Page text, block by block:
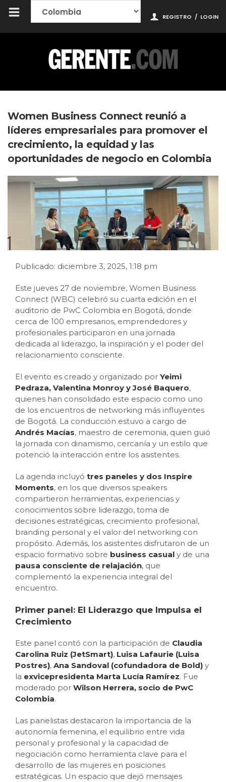
REGISTRO / LOGIN
Women Business Connect reunió a
líderes empresariales para promover el
crecimiento, la equidad y las
oportunidades de negocio en Colombia
Publicado: diciembre 3, 2025, 1:18 pm
Este jueves 27 de noviembre, Women Business
Connect (WBC) celebró su cuarta edición en el
auditorio de PwC Colombia en Bogotá, donde
cerca de 100 empresarios, emprendedores y
profesionales participaron en una jornada
dedicada al liderazgo, la inspiración y el poder del
relacionamiento consciente.
El evento es creado y organizado por Yeimi
Pedraza, Valentina Monroy y José Baquero,
quienes han consolidado este espacio como uno
de los encuentros de networking más influyentes
de Bogotá. La conducción estuvo a cargo de
Andrés Macías, maestro de ceremonia, quien guió
la jornada con dinamismo, cercanía y un estilo que
potenció la interacción entre los asistentes.
La agenda incluyó tres paneles y dos Inspire
Moments, en los que diversos speakers
compartieron herramientas, experiencias y
conocimientos sobre liderazgo, toma de
decisiones estratégicas, crecimiento profesional,
branding personal y el valor del networking con
propósito. Además, los asistentes disfrutaron de un
espacio formativo sobre business casual y de una
pausa consciente de relajación, que
complementó la experiencia integral del
encuentro.
Primer panel: El Liderazgo que Impulsa el
Crecimiento
Este panel contó con la participación de Claudia
Carolina Ruiz (JetSmart), Luisa Lafaurie (Luisa
Postres), Ana Sandoval (cofundadora de Bold) y
la exvicepresidenta Marta Lucía Ramírez. Fue
moderado por Wilson Herrera, socio de PwC
Colombia.
Las panelistas destacaron la importancia de la
autonomía femenina, el equilibrio entre vida
personal y profesional y la capacidad de
negociación como herramienta clave para el
desarrollo de las mujeres en posiciones
estratégicas. Un espacio que dejó mensajes